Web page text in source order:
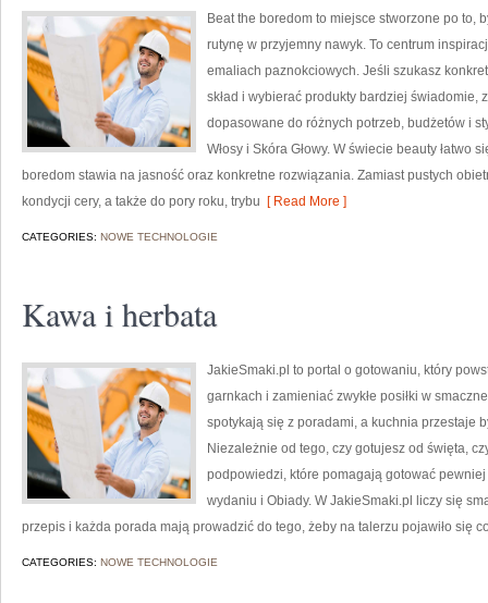
Beat the boredom to miejsce stworzone po to,
rutynę w przyjemny nawyk. To centrum
emaliach paznokciowych. Jeśli szukasz
skład i wybierać produkty bardziej
dopasowane do różnych potrzeb, budżetów i
Włosy i Skóra Głowy. W świecie beauty łatwo
boredom stawia na jasność oraz konkretne rozwiązania. Zamiast pustych
kondycji cery, a także do pory roku, trybu [ Read More ]
CATEGORIES: NOWE TECHNOLOGIE
Kawa i herbata
JakieSmaki.pl to portal o gotowaniu, który
garnkach i zamieniać zwykłe posiłki w
spotykają się z poradami, a kuchnia przestaje
Niezależnie od tego, czy gotujesz od święta,
podpowiedzi, które pomagają gotować
wydaniu i Obiady. W JakieSmaki.pl liczy się
przepis i każda porada mają prowadzić do tego, żeby na talerzu pojawiło się
CATEGORIES: NOWE TECHNOLOGIE